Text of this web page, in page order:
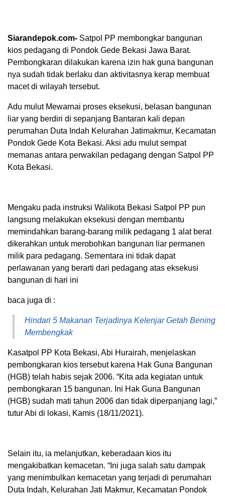
Siarandepok.com- Satpol PP membongkar bangunan
kios pedagang di Pondok Gede Bekasi Jawa Barat.
Pembongkaran dilakukan karena izin hak guna bangunan
nya sudah tidak berlaku dan aktivitasnya kerap membuat
macet di wilayah tersebut.
Adu mulut Mewarnai proses eksekusi, belasan bangunan
liar yang berdiri di sepanjang Bantaran kali depan
perumahan Duta Indah Kelurahan Jatimakmur, Kecamatan
Pondok Gede Kota Bekasi. Aksi adu mulut sempat
memanas antara perwakilan pedagang dengan Satpol PP
Kota Bekasi.
Mengaku pada instruksi Walikota Bekasi Satpol PP pun
langsung melakukan eksekusi dengan membantu
memindahkan barang-barang milik pedagang 1 alat berat
dikerahkan untuk merobohkan bangunan liar permanen
milik para pedagang. Sementara ini tidak dapat
perlawanan yang berarti dari pedagang atas eksekusi
bangunan di hari ini
baca juga di :
Hindari 5 Makanan Terjadinya Kelenjar Getah Bening
Membengkak
Kasatpol PP Kota Bekasi, Abi Hurairah, menjelaskan
pembongkaran kios tersebut karena Hak Guna Bangunan
(HGB) telah habis sejak 2006. “Kita ada kegiatan untuk
pembongkaran 15 bangunan. Ini Hak Guna Bangunan
(HGB) sudah mati tahun 2006 dan tidak diperpanjang lagi,”
tutur Abi di lokasi, Kamis (18/11/2021).
Selain itu, ia melanjutkan, keberadaan kios itu
mengakibatkan kemacetan. “Ini juga salah satu dampak
yang menimbulkan kemacetan yang terjadi di perumahan
Duta Indah, Kelurahan Jati Makmur, Kecamatan Pondok